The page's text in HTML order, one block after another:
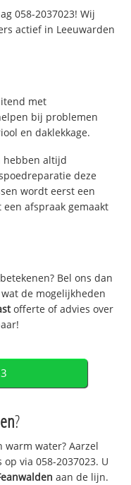
058-2037023! Wij
actief in Leeuwarden
met
bij problemen
en daklekkage.
hebben altijd
deze
wordt eerst een
afspraak gemaakt
Bel ons dan
de mogelijkheden
offerte of advies over
?
warm water? Aarzel
via 058-2037023. U
aan de lijn.